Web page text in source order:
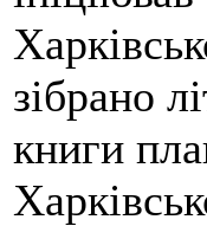
зібрано
книги